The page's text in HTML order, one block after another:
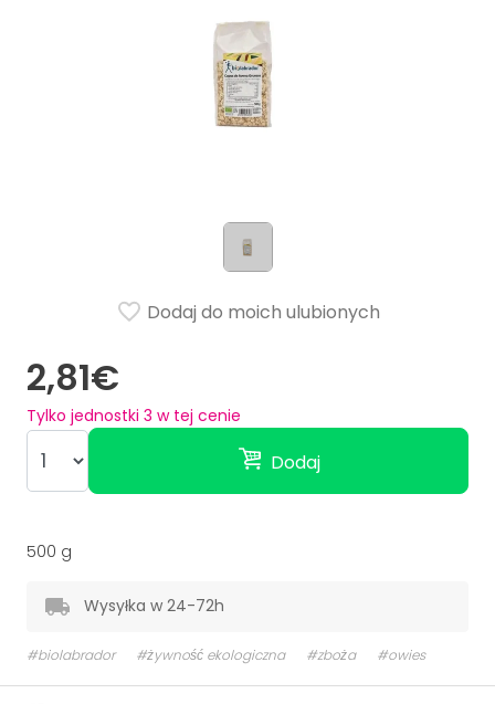
2,81€
Tylko jednostki 3 w tej cenie
Dodaj
Dodaj do moich ulubionych
500 g
Wysyłka w 24-72h
#biolabrador #żywność ekologiczna #zboża #owies